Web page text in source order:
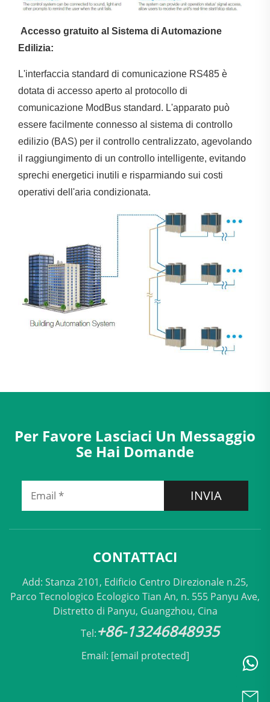
Accesso gratuito al Sistema di Automazione
Edilizia:
L'interfaccia standard di comunicazione RS485 è
dotata di accesso aperto al protocollo di
comunicazione ModBus standard. L'apparato può
essere facilmente connesso al sistema di controllo
edilizio (BAS) per il controllo centralizzato, agevolando
il raggiungimento di un controllo intelligente, evitando
sprechi energetici inutili e risparmiando sui costi
operativi dell'aria condizionata.
Per Favore Lasciaci Un Messaggio
Se Hai Domande
INVIA
CONTATTACI
Add: Stanza 2101, Edificio Centro Direzionale n.25,
Parco Tecnologico Ecologico Tian An, n. 555 Panyu Ave,
Distretto di Panyu, Guangzhou, Cina
Tel:+86-13246848935
Email: [email protected]